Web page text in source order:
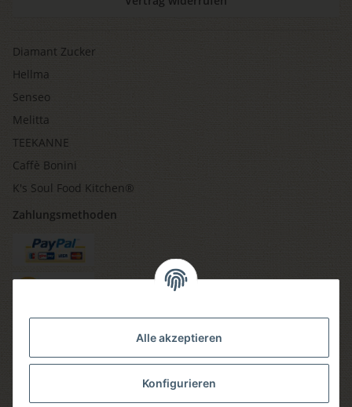
Alle akzeptieren
Konfigurieren
Diamant Zucker
Hellma
Senseo
Melitta
TEEKANNE
Caffè Bonini
K's Soul Food Kitchen®
Zahlungsmethoden
Versandmethoden